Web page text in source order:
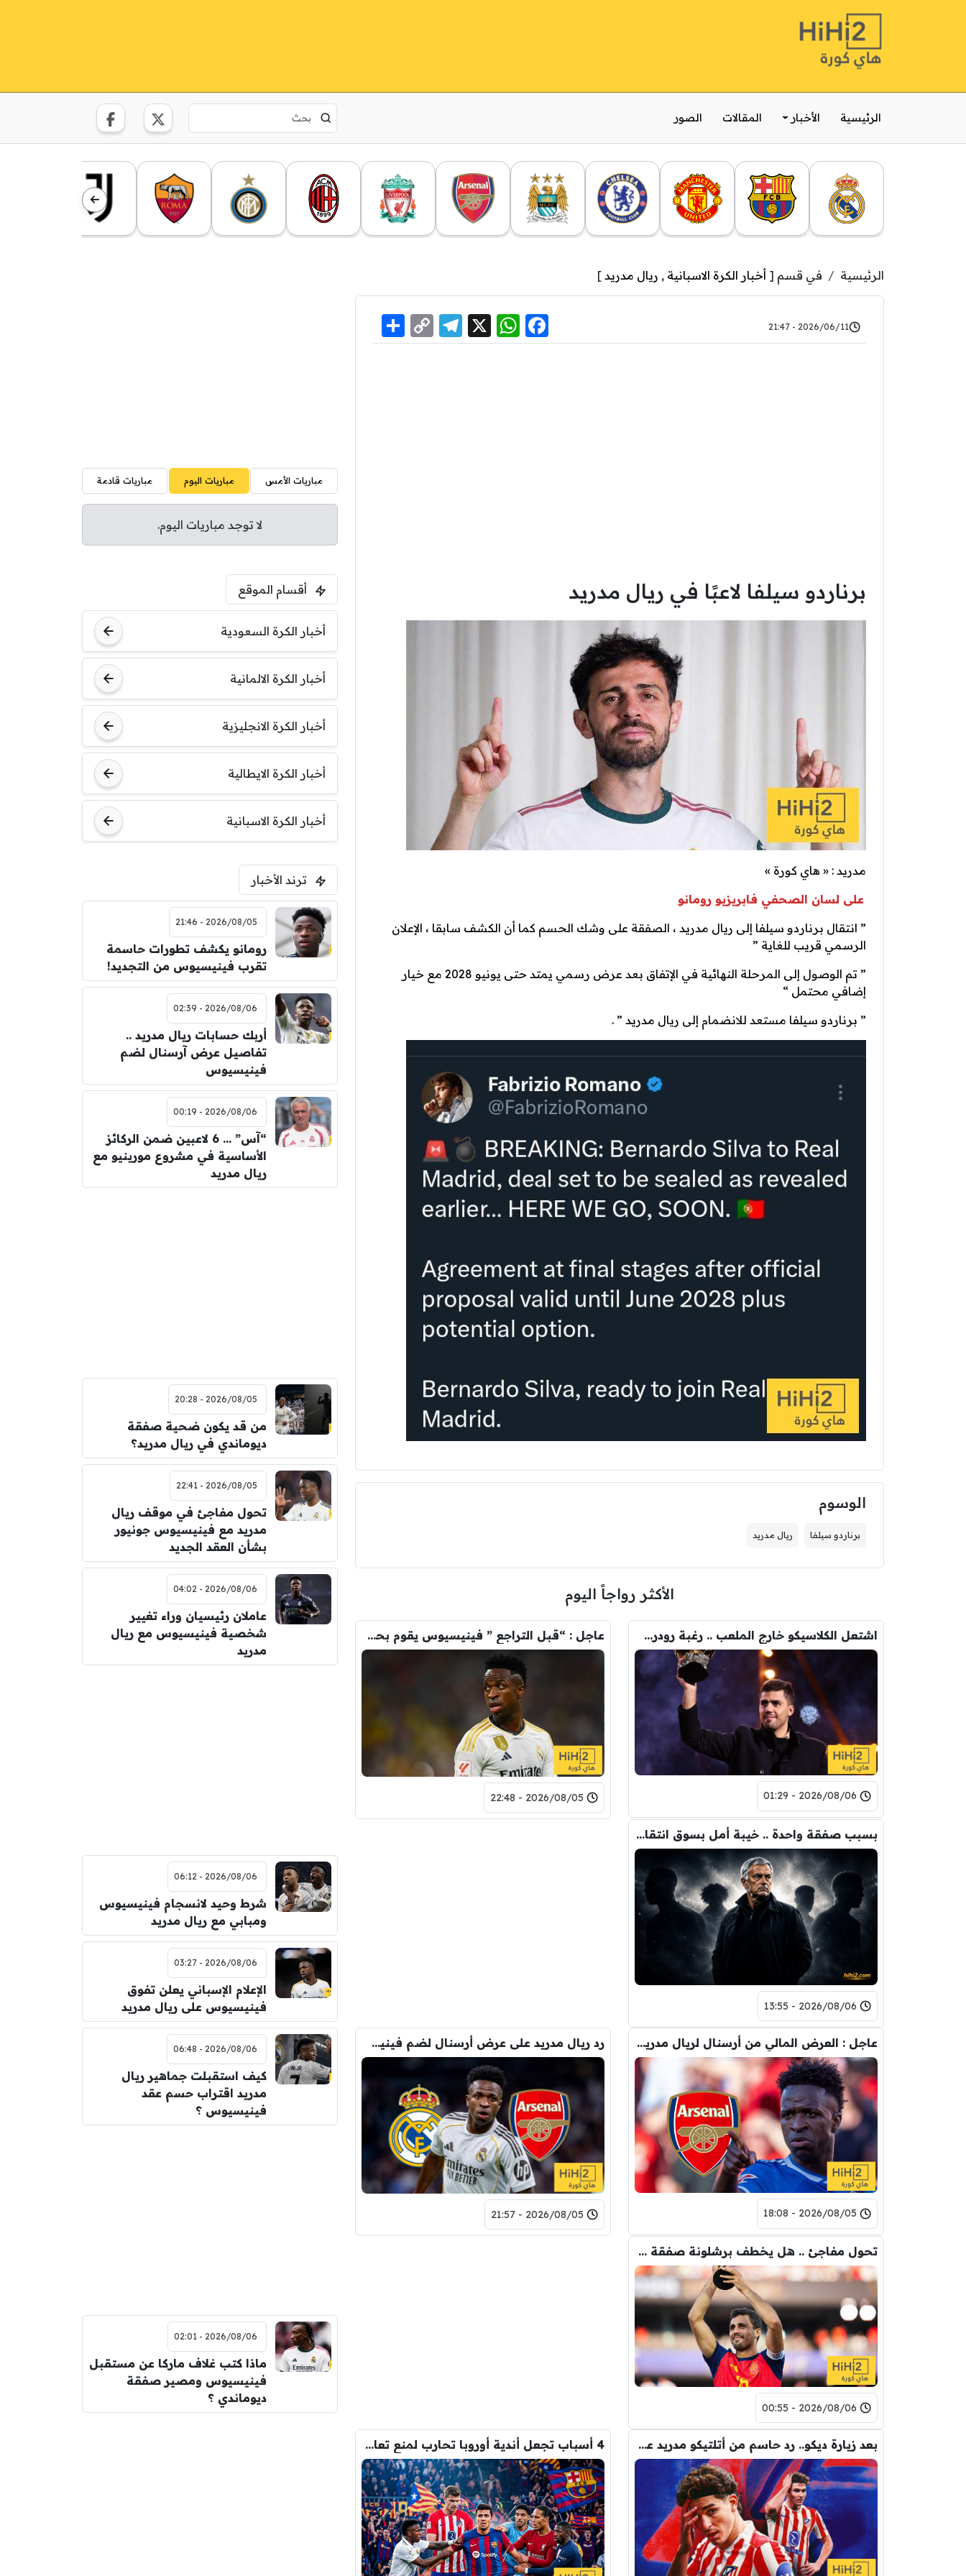
الرئيسية الأخبار المقالات الصور
الرئيسية في قسم [ أخبار الكرة الاسبانية , ريال مدريد ]
2026/06/11 - 21:47
Facebook
WhatsApp
X
Telegram
Copy
Link
برناردو سيلفا لاعبًا في ريال مدريد
مدريد : « هاي كورة »
على لسان الصحفي فابريزيو رومانو
” انتقال برناردو سيلفا إلى ريال مدريد ، الصفقة على وشك الحسم كما أن الكشف سابقا ، الإعلان
الرسمي قريب للغاية ”
” تم الوصول إلى المرحلة النهائية في الإتفاق بعد عرض رسمي يمتد حتى يونيو 2028 مع خيار
إضافي محتمل “
” برناردو سيلفا مستعد للانضمام إلى ريال مدريد ” .
الوسوم
برناردو سيلفا ريال مدريد
الأكثر رواجاً اليوم
اشتعل الكلاسيكو خارج الملعب .. رغبة رودري تصدم ريال مدريد
2026/08/06 - 01:29
عاجل : “قبل التراجع ” فينيسيوس يقوم بحذف كل صوره مع ريال مدريد
2026/08/05 - 22:48
بسبب صفقة واحدة .. خيبة أمل بسوق انتقالات ريال مدريد !
2026/08/06 - 13:55
عاجل : العرض المالي من أرسنال لريال مدريد من أجل شراء فينيسيوس جونيور
2026/08/05 - 18:08
رد ريال مدريد على عرض أرسنال لضم فينيسيوس
2026/08/05 - 21:57
تحول مفاجئ .. هل يخطف برشلونة صفقة رودري من قلب مدريد ؟
2026/08/06 - 00:55
بعد زيارة ديكو.. رد حاسم من أتلتيكو مدريد على برشلونة في ملف ألفاريز 4 أسباب تجعل أندية أوروبا تحارب لمنع تعاقد برشلونة مع رودري!
مباريات الأمس مباريات اليوم مباريات قادمة
لا توجد مباريات اليوم.
أقسام الموقع
أخبار الكرة السعودية
أخبار الكرة الالمانية
أخبار الكرة الانجليزية
أخبار الكرة الايطالية
أخبار الكرة الاسبانية
ترند الأخبار
2026/08/05 - 21:46
رومانو يكشف تطورات حاسمة
تقرب فينيسيوس من التجديد!
2026/08/06 - 02:39
أربك حسابات ريال مدريد ..
تفاصيل عرض آرسنال لضم
فينيسيوس
2026/08/06 - 00:19
“آس” … 6 لاعبين ضمن الركائز
الأساسية في مشروع مورينيو مع
ريال مدريد
2026/08/05 - 20:28
من قد يكون ضحية صفقة
ديوماندي في ريال مدريد؟
2026/08/05 - 22:41
تحول مفاجئ في موقف ريال
مدريد مع فينيسيوس جونيور
بشأن العقد الجديد
2026/08/06 - 04:02
عاملان رئيسيان وراء تغيير
شخصية فينيسيوس مع ريال
مدريد
2026/08/06 - 06:12
شرط وحيد لانسجام فينيسيوس
ومبابي مع ريال مدريد
2026/08/06 - 03:27
الإعلام الإسباني يعلن تفوق
فينيسيوس على ريال مدريد
2026/08/06 - 06:48
كيف استقبلت جماهير ريال
مدريد اقتراب حسم عقد
فينيسيوس ؟
2026/08/06 - 02:01
ماذا كتب غلاف ماركا عن مستقبل
فينيسيوس ومصير صفقة
ديوماندي ؟